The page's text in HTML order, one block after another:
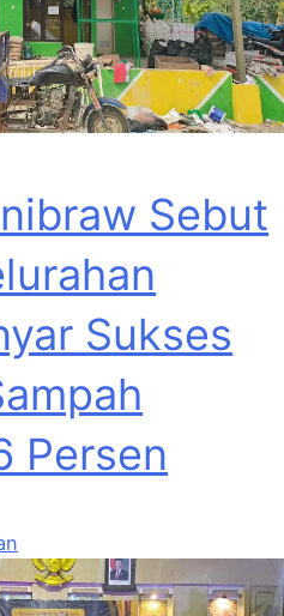
Sebut
Sukses
Persen